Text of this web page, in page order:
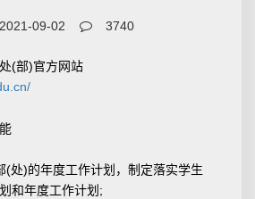
2021-09-02 3740
(部)官方网站
(处)的年度工作计划，制定落实学生
和年度工作计划;